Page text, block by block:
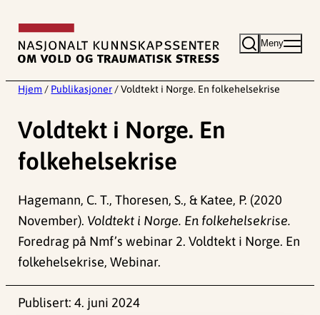
innhold
Meny
Hjem / Publikasjoner / Voldtekt i Norge. En folkehelsekrise
Voldtekt i Norge. En
folkehelsekrise
Hagemann, C. T., Thoresen, S., & Katee, P. (2020
November). Voldtekt i Norge. En folkehelsekrise.
Foredrag på Nmf’s webinar 2. Voldtekt i Norge. En
folkehelsekrise, Webinar.
Publisert:4. juni 2024